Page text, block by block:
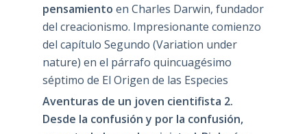
pensamiento en Charles Darwin, fundador
del creacionismo. Impresionante comienzo
del capítulo Segundo (Variation under
nature) en el párrafo quincuagésimo
séptimo de El Origen de las Especies
Aventuras de un joven cientifista 2.
Desde la confusión y por la confusión,